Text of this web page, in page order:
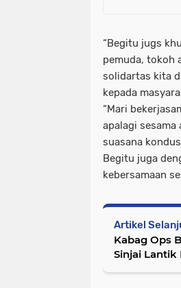
“Begitu jugs
pemuda, tokoh
solidartas kita
kepada
“Mari
apalagi
suasana
Begitu juga
kebersamaan
Artikel
Kabag Ops
Sinjai Lantik